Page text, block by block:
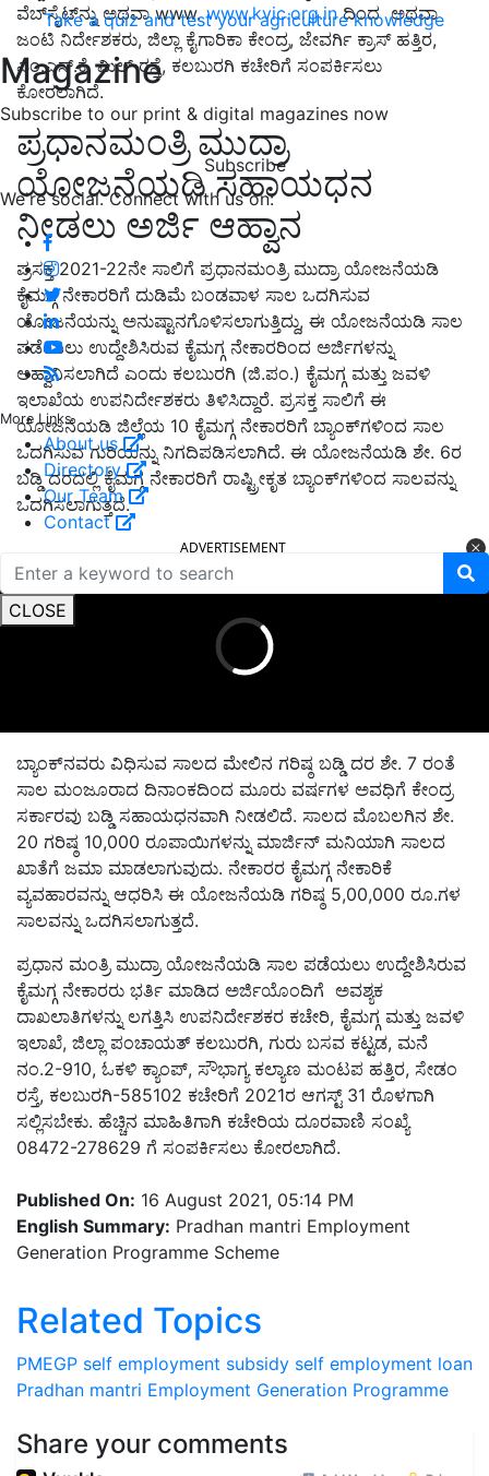
Take a quiz and test your agriculture knowledge
Magazine
Subscribe to our print & digital magazines now
Subscribe
We're social. Connect with us on:
More Links
About us
Directory
Our Team
Contact
CLOSE
ವೆಬ್‌ಸೈಟ್‌ನ್ನು ಅಥವಾ www.www.kvic.org.inದಿಂದ ಅಥವಾ
ಜಂಟಿ ನಿರ್ದೇಶಕರು, ಜಿಲ್ಲಾ ಕೈಗಾರಿಕಾ ಕೇಂದ್ರ, ಜೇವರ್ಗಿ ಕ್ರಾಸ್ ಹತ್ತಿರ,
ಎಂ.ಎಸ್.ಕೆ. ಮಿಲ್ ರಸ್ತೆ, ಕಲಬುರಗಿ ಕಚೇರಿಗೆ ಸಂಪರ್ಕಿಸಲು
ಕೋರಲಾಗಿದೆ.
ಪ್ರಧಾನಮಂತ್ರಿ ಮುದ್ರಾ
ಯೋಜನೆಯಡಿ ಸಹಾಯಧನ
ನೀಡಲು ಅರ್ಜಿ ಆಹ್ವಾನ
ಪ್ರಸಕ್ತ 2021-22ನೇ ಸಾಲಿಗೆ ಪ್ರಧಾನಮಂತ್ರಿ ಮುದ್ರಾ ಯೋಜನೆಯಡಿ
ಕೈಮಗ್ಗ ನೇಕಾರರಿಗೆ ದುಡಿಮೆ ಬಂಡವಾಳ ಸಾಲ ಒದಗಿಸುವ
ಯೋಜನೆಯನ್ನು ಅನುಷ್ಟಾನಗೊಳಿಸಲಾಗುತ್ತಿದ್ದು, ಈ ಯೋಜನೆಯಡಿ ಸಾಲ
ಪಡೆಯಲು ಉದ್ದೇಶಿಸಿರುವ ಕೈಮಗ್ಗ ನೇಕಾರರಿಂದ ಅರ್ಜಿಗಳನ್ನು
ಆಹ್ವಾನಿಸಲಾಗಿದೆ ಎಂದು ಕಲಬುರಗಿ (ಜಿ.ಪಂ.) ಕೈಮಗ್ಗ ಮತ್ತು ಜವಳಿ
ಇಲಾಖೆಯ ಉಪನಿರ್ದೇಶಕರು ತಿಳಿಸಿದ್ದಾರೆ. ಪ್ರಸಕ್ತ ಸಾಲಿಗೆ ಈ
ಯೋಜನೆಯಡಿ ಜಿಲ್ಲೆಯ 10 ಕೈಮಗ್ಗ ನೇಕಾರರಿಗೆ ಬ್ಯಾಂಕ್‌ಗಳಿಂದ ಸಾಲ
ಒದಗಿಸುವ ಗುರಿಯನ್ನು ನಿಗದಿಪಡಿಸಲಾಗಿದೆ. ಈ ಯೋಜನೆಯಡಿ ಶೇ. 6ರ
ಬಡ್ಡಿ ದರದಲ್ಲಿ ಕೈಮಗ್ಗ ನೇಕಾರರಿಗೆ ರಾಷ್ಟ್ರೀಕೃತ ಬ್ಯಾಂಕ್‌ಗಳಿಂದ ಸಾಲವನ್ನು
ಒದಗಿಸಲಾಗುತ್ತದೆ.
ADVERTISEMENT
ಬ್ಯಾಂಕ್‌ನವರು ವಿಧಿಸುವ ಸಾಲದ ಮೇಲಿನ ಗರಿಷ್ಠ ಬಡ್ಡಿ ದರ ಶೇ. 7 ರಂತೆ
ಸಾಲ ಮಂಜೂರಾದ ದಿನಾಂಕದಿಂದ ಮೂರು ವರ್ಷಗಳ ಅವಧಿಗೆ ಕೇಂದ್ರ
ಸರ್ಕಾರವು ಬಡ್ಡಿ ಸಹಾಯಧನವಾಗಿ ನೀಡಲಿದೆ. ಸಾಲದ ಮೊಬಲಗಿನ ಶೇ.
20 ಗರಿಷ್ಠ 10,000 ರೂಪಾಯಿಗಳನ್ನು ಮಾರ್ಜಿನ್ ಮನಿಯಾಗಿ ಸಾಲದ
ಖಾತೆಗೆ ಜಮಾ ಮಾಡಲಾಗುವುದು. ನೇಕಾರರ ಕೈಮಗ್ಗ ನೇಕಾರಿಕೆ
ವ್ಯವಹಾರವನ್ನು ಆಧರಿಸಿ ಈ ಯೋಜನೆಯಡಿ ಗರಿಷ್ಠ 5,00,000 ರೂ.ಗಳ
ಸಾಲವನ್ನು ಒದಗಿಸಲಾಗುತ್ತದೆ.
ಪ್ರಧಾನ ಮಂತ್ರಿ ಮುದ್ರಾ ಯೋಜನೆಯಡಿ ಸಾಲ ಪಡೆಯಲು ಉದ್ದೇಶಿಸಿರುವ
ಕೈಮಗ್ಗ ನೇಕಾರರು ಭರ್ತಿ ಮಾಡಿದ ಅರ್ಜಿಯೊಂದಿಗೆ ಅವಶ್ಯಕ
ದಾಖಲಾತಿಗಳನ್ನು ಲಗತ್ತಿಸಿ ಉಪನಿರ್ದೇಶಕರ ಕಚೇರಿ, ಕೈಮಗ್ಗ ಮತ್ತು ಜವಳಿ
ಇಲಾಖೆ, ಜಿಲ್ಲಾ ಪಂಚಾಯತ್ ಕಲಬುರಗಿ, ಗುರು ಬಸವ ಕಟ್ಟಡ, ಮನೆ
ನಂ.2-910, ಓಕಳಿ ಕ್ಯಾಂಪ್, ಸೌಭಾಗ್ಯ ಕಲ್ಯಾಣ ಮಂಟಪ ಹತ್ತಿರ, ಸೇಡಂ
ರಸ್ತೆ, ಕಲಬುರಗಿ-585102 ಕಚೇರಿಗೆ 2021ರ ಆಗಸ್ಟ್ 31 ರೊಳಗಾಗಿ
ಸಲ್ಲಿಸಬೇಕು. ಹೆಚ್ಚಿನ ಮಾಹಿತಿಗಾಗಿ ಕಚೇರಿಯ ದೂರವಾಣಿ ಸಂಖ್ಯೆ
08472-278629 ಗೆ ಸಂಪರ್ಕಿಸಲು ಕೋರಲಾಗಿದೆ.
Published On: 16 August 2021, 05:14 PM
English Summary: Pradhan mantri Employment
Generation Programme Scheme
Related Topics
PMEGP self employment subsidy self employment loan
Pradhan mantri Employment Generation Programme
Share your comments